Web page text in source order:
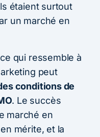
étaient surtout
un marché en
qui ressemble à
peut
conditions de
. Le succès
marché en
mérite, et la